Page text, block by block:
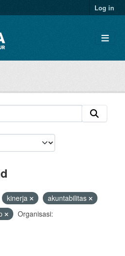
Log in
kinerja
akuntabilitas
Organisasi: